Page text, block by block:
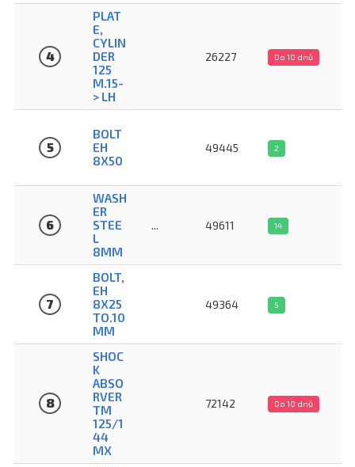
4
PLAT
E,
CYLIN
DER
125
M.15-
> LH
26227 Do 10 dnů
5
BOLT
EH
8X50
49445 2
6
WASH
ER
STEE
L
8MM
... 49611 14
7
BOLT,
EH
8X25
TO.10
MM
49364 5
8
SHOC
K
ABSO
RVER
TM
125/1
44
MX
72142 Do 10 dnů